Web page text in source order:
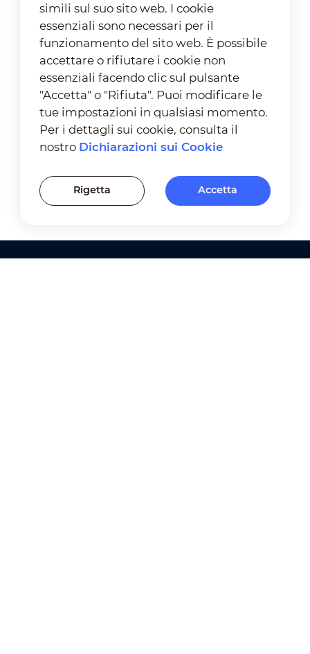
simili sul suo sito web. I cookie
essenziali sono necessari per il
funzionamento del sito web. È possibile
accettare o rifiutare i cookie non
essenziali facendo clic sul pulsante
"Accetta" o "Rifiuta". Puoi modificare le
tue impostazioni in qualsiasi momento.
Per i dettagli sui cookie, consulta il
nostro Dichiarazioni sui Cookie
Rigetta Accetta